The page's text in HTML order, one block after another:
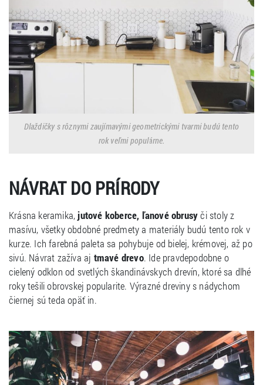
Dlaždičky s rôznymi zaujímavými geometrickými tvarmi budú tento
rok veľmi populárne.
NÁVRAT DO PRÍRODY
Krásna keramika,jutové koberce, ľanové obrusyči stoly z
masívu, všetky obdobné predmety a materiály budú tento rok v
kurze. Ich farebná paleta sa pohybuje od bielej, krémovej, až po
sivú. Návrat zažíva aj tmavé drevo. Ide pravdepodobne o
cielený odklon od svetlých škandinávskych drevín, ktoré sa dlhé
roky tešili obrovskej popularite. Výrazné dreviny s nádychom
čiernej sú teda opäť in.